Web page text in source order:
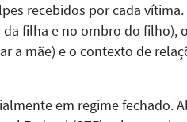
recebidos por cada vítima.
filha e no ombro do filho),
a mãe) e o contexto de
em regime fechado.